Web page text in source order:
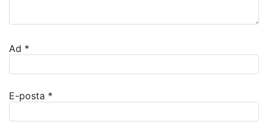
Ad *
E-posta *